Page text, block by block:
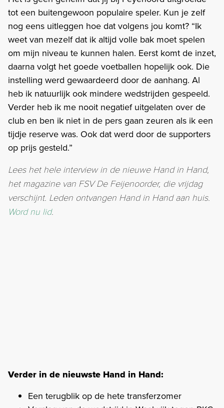
tot een buitengewoon populaire speler. Kun je zelf
nog eens uitleggen hoe dat volgens jou komt? “Ik
weet van mezelf dat ik altijd volle bak moet spelen
om mijn niveau te kunnen halen. Eerst komt de inzet,
daarna volgt het goede voetballen hopelijk ook. Die
instelling werd gewaardeerd door de aanhang. Al
heb ik natuurlijk ook mindere wedstrijden gespeeld.
Verder heb ik me nooit negatief uitgelaten over de
club en ben ik niet in de pers gaan zeuren als ik een
tijdje reserve was. Ook dat werd door de supporters
op prijs gesteld.”
Lees het hele interview in de nieuwe Hand in Hand,
het magazine van FSV De Feijenoorder, die vrijdag
verschijnt. Leden ontvangen Hand in Hand aan huis.
Word nu lid.
Verder in de nieuwste Hand in Hand:
Een terugblik op de hete transferzomer